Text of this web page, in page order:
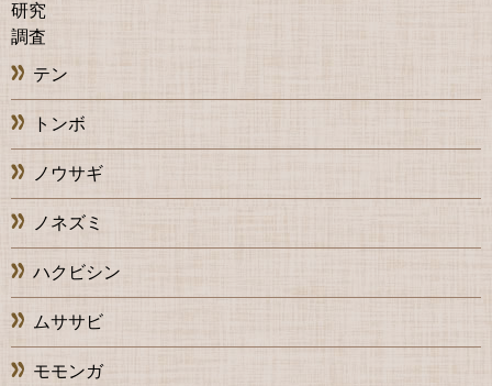
研究
調査
テン
トンボ
ノウサギ
ノネズミ
ハクビシン
ムササビ
モモンガ